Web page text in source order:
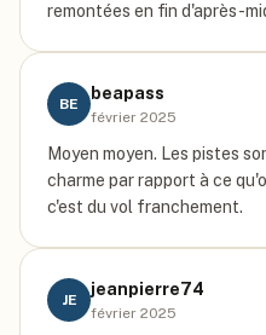
remontées en fin d'après-
BE
beapass
février 2025
Moyen moyen. Les pistes
charme par rapport à ce
c'est du vol franchement.
JE
jeanpierre74
février 2025